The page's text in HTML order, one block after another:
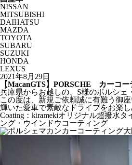
NISSAN
MITSUBISHI
DAIHATSU
MAZDA
TOYOTA
SUBARU
SUZUKI
HONDA
LEXUS
2021年8月29日
【MacanGTS】PORSCHE カーコ
兵庫県からお越しの、S様のポルシェ
この度は、新規ご依頼誠に有難う御座
輝いた愛車で素敵なドライブをお楽し
Coating：kiramekiオリジナル超撥水タ
ング・ウインドウコーティング